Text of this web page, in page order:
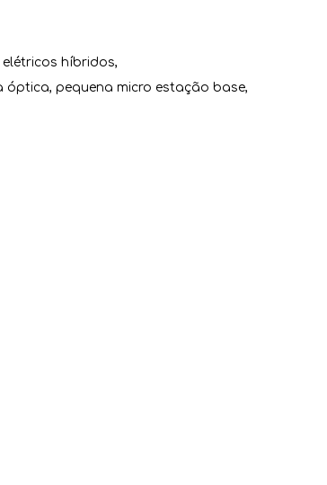
híbridos,
óptica, pequena micro estação base,